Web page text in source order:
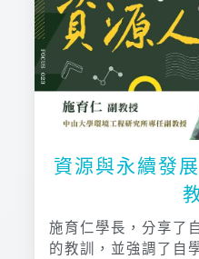
資源與永續發
施育仁學長，分享了
的教訓，並強調了自